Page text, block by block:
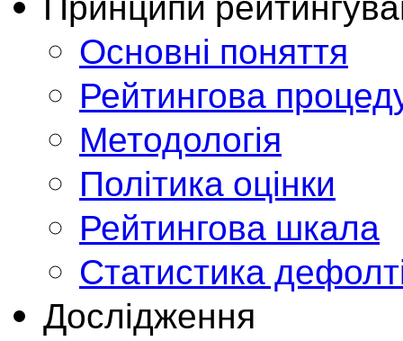
Основні поняття
Рейтингова
Методологія
Політика оцінки
Рейтингова шкала
Статистика
Дослідження